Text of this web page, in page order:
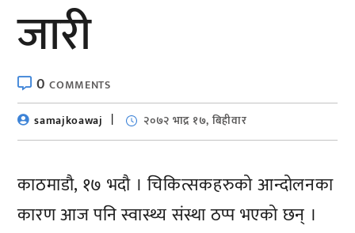
जारी
0COMMENTS
samajkoawaj
२०७२ भाद्र १७, बिहीवार
काठमाडौ, १७ भदौ । चिकित्सकहरुको आन्दोलनका
कारण आज पनि स्वास्थ्य संस्था ठप्प भएको छन् ।